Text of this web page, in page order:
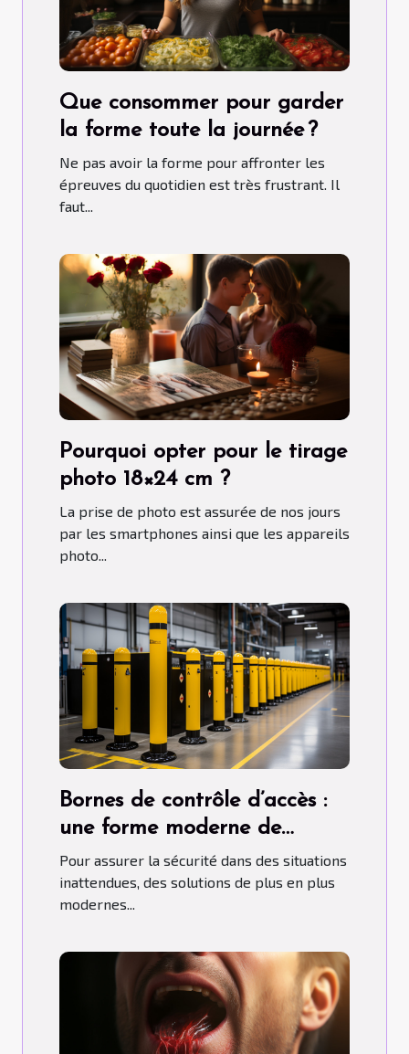
Que consommer pour garder
la forme toute la journée ?
Ne pas avoir la forme pour affronter les
épreuves du quotidien est très frustrant. Il
faut...
Pourquoi opter pour le tirage
photo 18×24 cm ?
La prise de photo est assurée de nos jours
par les smartphones ainsi que les appareils
photo...
Bornes de contrôle d’accès :
une forme moderne de
contrôle d'accès
Pour assurer la sécurité dans des situations
inattendues, des solutions de plus en plus
modernes...